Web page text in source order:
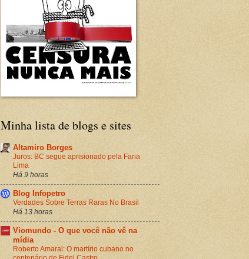
Minha lista de blogs e sites
Altamiro Borges
Juros: BC segue aprisionado pela Faria
Lima
Há 9 horas
Blog Infopetro
Verdades Sobre Terras Raras No Brasil
Há 13 horas
Viomundo - O que você não vê na
mídia
Roberto Amaral: O martírio cubano no